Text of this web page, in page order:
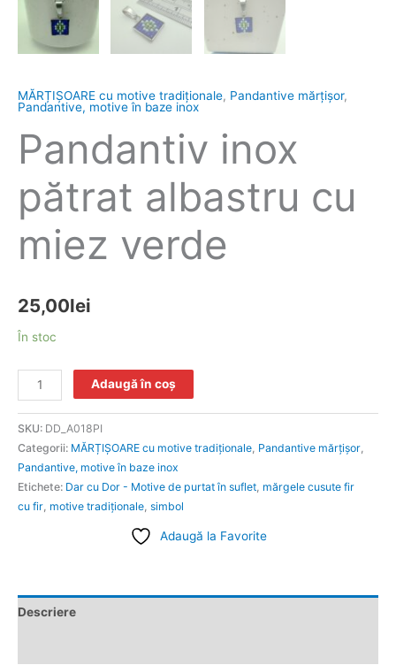
MĂRȚIȘOARE cu motive tradiționale, Pandantive mărțișor,
Pandantive, motive în baze inox
Pandantiv inox
pătrat albastru cu
miez verde
25,00lei
În stoc
Adaugă în coș
SKU: DD_A018PI
Categorii: MĂRȚIȘOARE cu motive tradiționale Pandantive mărțișor
Pandantive, motive în baze inox
Etichete: Dar cu Dor - Motive de purtat în suflet mărgele cusute fir
cu fir motive tradiţionale simbol
Adaugă la Favorite
Descriere